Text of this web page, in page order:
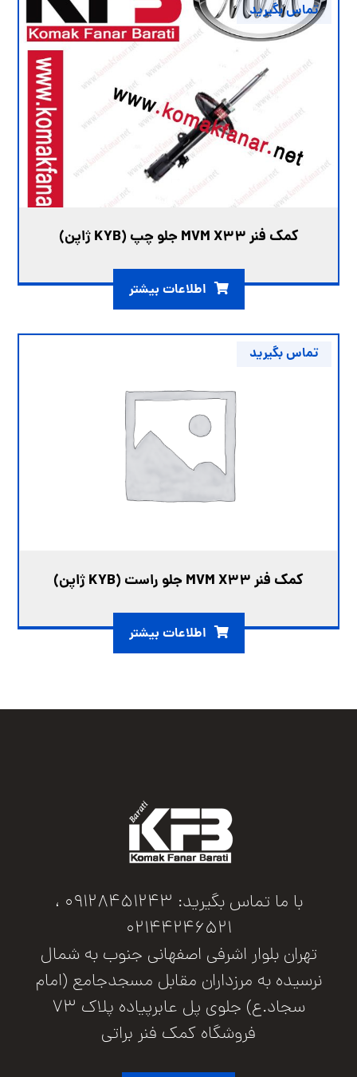
کمک فنر MVM X33 جلو چپ (KYB ژاپن)
تماس بگیرید
اطلاعات بیشتر
کمک فنر MVM X33 جلو راست (KYB ژاپن)
تماس بگیرید
اطلاعات بیشتر
با ما تماس بگیرید: 09128451243 ،
02144246521
تهران بلوار اشرفی اصفهانی جنوب به شمال
نرسیده به مرزداران مقابل مسجدجامع (امام
سجاد.ع) جلوی پل عابرپیاده پلاک 73
فروشگاه کمک فنر براتی